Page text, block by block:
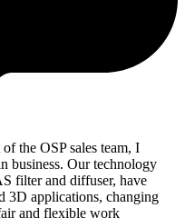
the OSP sales team, I
business. Our technology
filter and diffuser, have
3D applications, changing
and flexible work